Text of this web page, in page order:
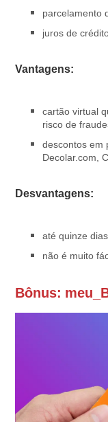
parcelamento
juros de
Vantagens:
cartão virtual
risco de
descontos em
Decolar.com,
Desvantagens:
até quinze
não é muito
Bônus: